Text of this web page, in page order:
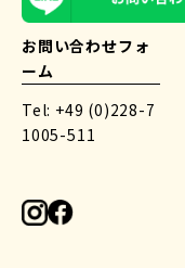
お問い合わせフォ
ーム
Tel: +49 (0)228-7
1005-511